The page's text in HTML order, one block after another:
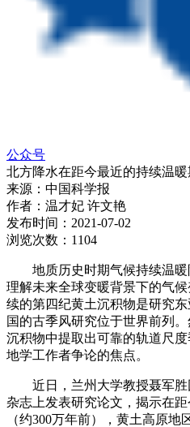
公众号
北方降水在距今最近的持续温
来源： 中国科学报
作者： 温才妃 许文艳
发布时间： 2021-07-02
浏览次数： 1104
地质历史时期气候持续温暖
理解未来全球变暖背景下的气
续的第四纪黄土沉积物是研究
国的古季风研究位于世界前列
沉积物中提取出可靠的轨道尺
地学工作者争论的焦点。
近日，兰州大学教授聂军胜
杂志上发表研究论文，揭示在
（约300万年前），黄土高原